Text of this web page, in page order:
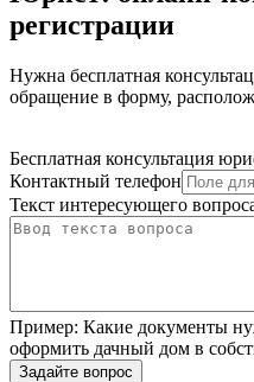
регистрации
Нужна бесплатная
обращение в форму,
Бесплатная консультация
Контактный телефон
Текст интересующего
Пример: Какие документы
оформить дачный дом в
Задайте вопрос